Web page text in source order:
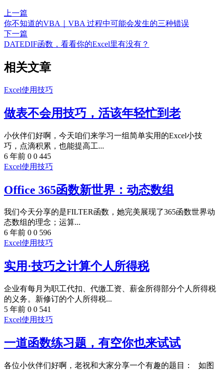
上一篇
你不知道的VBA｜VBA 过程中可能会发生的三种错误
下一篇
DATEDIF函数，看看你的Excel里有没有？
相关文章
Excel使用技巧
做表不会用技巧，活该年轻忙到老
小伙伴们好啊，今天咱们来学习一组简单实用的Excel小技
巧，点滴积累，也能提高工...
6 年前 0 0 445
Excel使用技巧
Office 365函数新世界：动态数组
我们今天分享的是FILTER函数，她完美展现了365函数世界动
态数组的理念；运算...
6 年前 0 0 596
Excel使用技巧
实用·技巧之计算个人所得税
企业有每月为职工代扣、代缴工资、薪金所得部分个人所得税
的义务。新修订的个人所得税...
5 年前 0 0 541
Excel使用技巧
一道函数练习题，有空你也来试试
各位小伙伴们好啊，老祝和大家分享一个有趣的题目： 如图